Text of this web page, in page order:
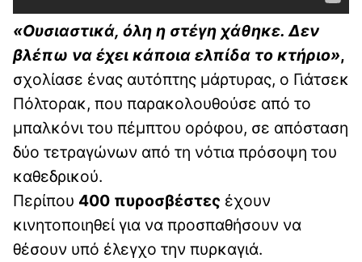
«Ουσιαστικά, όλη η στέγη χάθηκε. Δεν
βλέπω να έχει κάποια ελπίδα το κτήριο»,
σχολίασε ένας αυτόπτης μάρτυρας, ο Γιάτσεκ
Πόλτορακ, που παρακολουθούσε από το
μπαλκόνι του πέμπτου ορόφου, σε απόσταση
δύο τετραγώνων από τη νότια πρόσοψη του
καθεδρικού.
Περίπου 400 πυροσβέστες έχουν
κινητοποιηθεί για να προσπαθήσουν να
θέσουν υπό έλεγχο την πυρκαγιά.